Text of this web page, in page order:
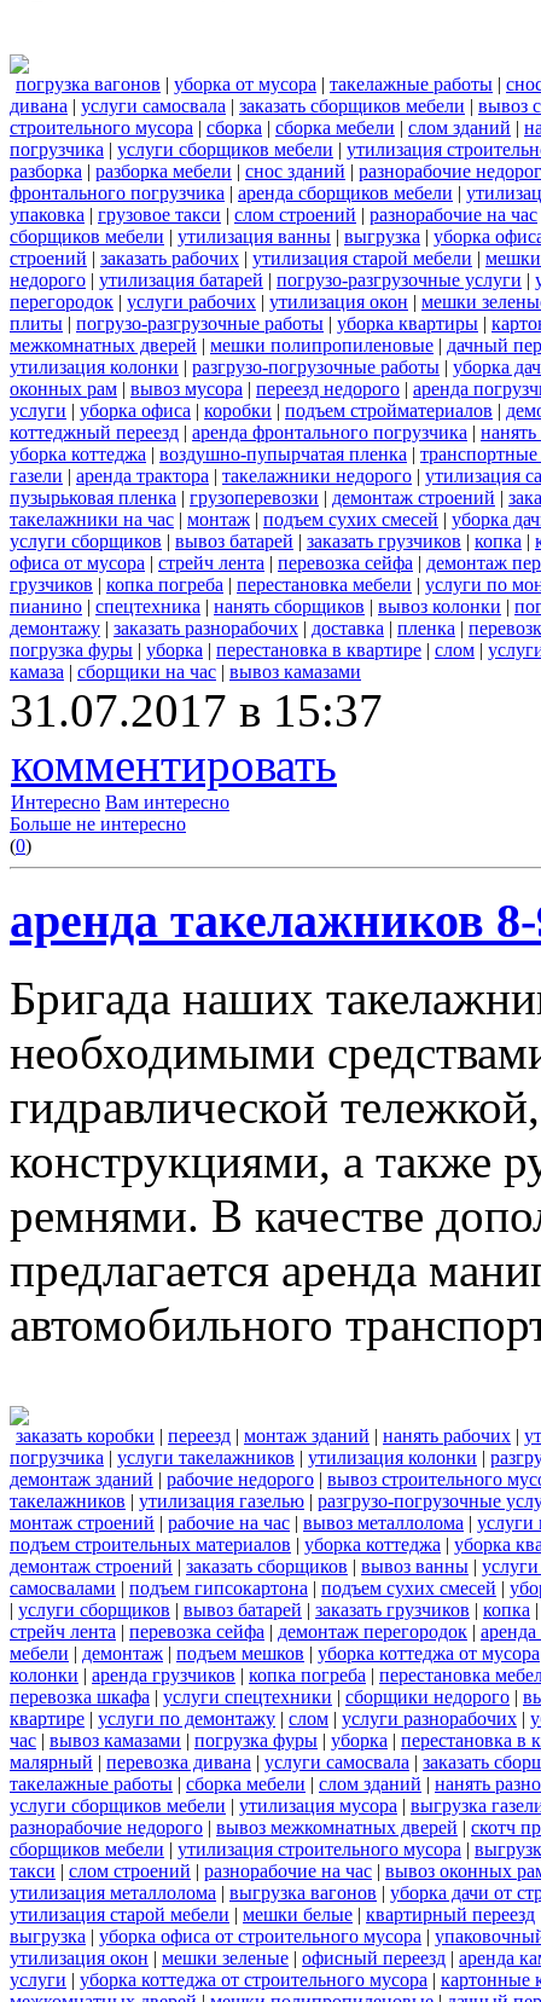
погрузка вагонов | уборка от мусора | такелажные работы |
дивана | услуги самосвала | заказать сборщиков мебели | вывоз
строительного мусора | сборка | сборка мебели | слом зданий |
погрузчика | услуги сборщиков мебели | утилизация
разборка | разборка мебели | снос зданий | разнорабочие
фронтального погрузчика | аренда сборщиков мебели |
упаковка | грузовое такси | слом строений | разнорабочие на час
сборщиков мебели | утилизация ванны | выгрузка | уборка
строений | заказать рабочих | утилизация старой мебели |
недорого | утилизация батарей | погрузо-разгрузочные услуги |
перегородок | услуги рабочих | утилизация окон | мешки
плиты | погрузо-разгрузочные работы | уборка квартиры |
межкомнатных дверей | мешки полипропиленовые | дачный
утилизация колонки | разгрузо-погрузочные работы | уборка
оконных рам | вывоз мусора | переезд недорого | аренда
услуги | уборка офиса | коробки | подъем стройматериалов |
коттеджный переезд | аренда фронтального погрузчика |
уборка коттеджа | воздушно-пупырчатая пленка | транспортные
газели | аренда трактора | такелажники недорого | утилизация
пузырьковая пленка | грузоперевозки | демонтаж строений |
такелажники на час | монтаж | подъем сухих смесей | уборка
услуги сборщиков | вывоз батарей | заказать грузчиков | копка |
офиса от мусора | стрейч лента | перевозка сейфа | демонтаж
грузчиков | копка погреба | перестановка мебели | услуги по
пианино | спецтехника | нанять сборщиков | вывоз колонки |
демонтажу | заказать разнорабочих | доставка | пленка |
погрузка фуры | уборка | перестановка в квартире | слом |
камаза | сборщики на час | вывоз камазами
31.07.2017 в 15:37
комментировать
Интересно Вам интересно
Больше не интересно
(0)
аренда такелажников
Бригада наших
необходимыми
гидравлической
конструкциями, а также
ремнями. В качестве
предлагается аренда
автомобильного
заказать коробки | переезд | монтаж зданий | нанять рабочих |
погрузчика | услуги такелажников | утилизация колонки |
демонтаж зданий | рабочие недорого | вывоз строительного
такелажников | утилизация газелью | разгрузо-погрузочные
монтаж строений | рабочие на час | вывоз металлолома | услуги
подъем строительных материалов | уборка коттеджа | уборка
демонтаж строений | заказать сборщиков | вывоз ванны |
самосвалами | подъем гипсокартона | подъем сухих смесей |
| услуги сборщиков | вывоз батарей | заказать грузчиков | копка
стрейч лента | перевозка сейфа | демонтаж перегородок |
мебели | демонтаж | подъем мешков | уборка коттеджа от мусора
колонки | аренда грузчиков | копка погреба | перестановка
перевозка шкафа | услуги спецтехники | сборщики недорого |
квартире | услуги по демонтажу | слом | услуги разнорабочих |
час | вывоз камазами | погрузка фуры | уборка | перестановка в
малярный | перевозка дивана | услуги самосвала | заказать
такелажные работы | сборка мебели | слом зданий | нанять
услуги сборщиков мебели | утилизация мусора | выгрузка
разнорабочие недорого | вывоз межкомнатных дверей | скотч
сборщиков мебели | утилизация строительного мусора |
такси | слом строений | разнорабочие на час | вывоз оконных
утилизация металлолома | выгрузка вагонов | уборка дачи от
утилизация старой мебели | мешки белые | квартирный переезд
выгрузка | уборка офиса от строительного мусора |
утилизация окон | мешки зеленые | офисный переезд | аренда
услуги | уборка коттеджа от строительного мусора | картонные